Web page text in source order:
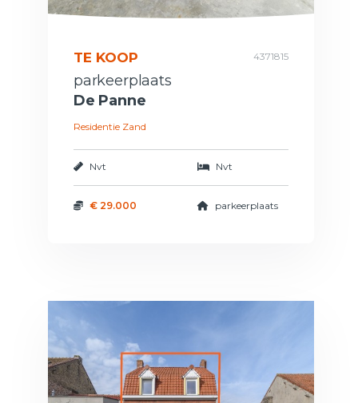
TE KOOP 4371815
parkeerplaats
De Panne
Residentie Zand
Nvt Nvt
€ 29.000 parkeerplaats